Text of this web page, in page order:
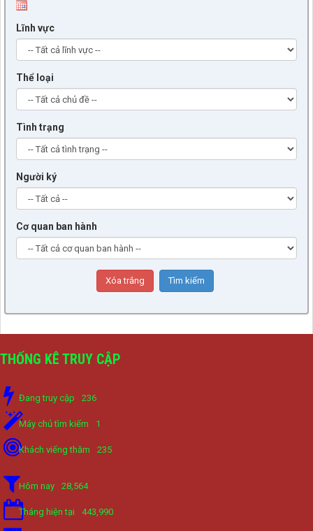
Lĩnh vực
Thể loại
Tình trạng
Người ký
Cơ quan ban hành
THỐNG KÊ TRUY CẬP
Đang truy cập 236
Máy chủ tìm kiếm 1
Khách viếng thăm 235
Hôm nay 28,564
Tháng hiện tại 443,990